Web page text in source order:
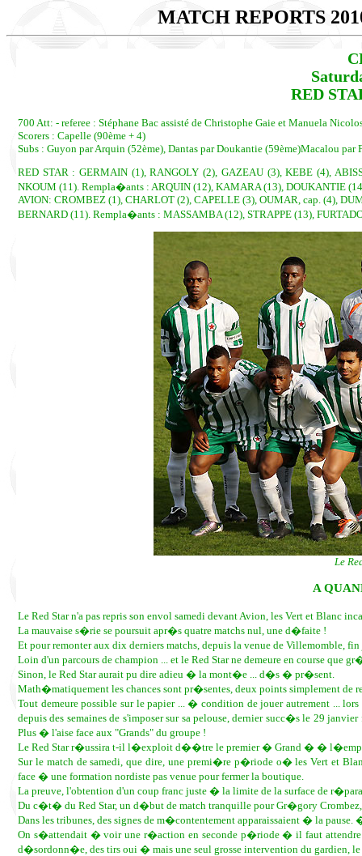
MATCH REPORTS
RED
700 Att: - referee : Stéphane Bac assisté de Christophe Gaie et Manuela
Scorers : Capelle (90ème + 4)
Subs : Guyon par Arquin (52ème), Dantas par Doukantie (59ème)Macalou
RED STAR : GERMAIN (1), RANGOLY (2), GAZEAU (3), KEBE (4),
NKOUM (11). Rempla�ants : ARQUIN (12), KAMARA (13), DOUKANTIE
AVION: CROMBEZ (1), CHARLOT (2), CAPELLE (3), OUMAR, cap. (4),
BERNARD (11). Rempla�ants : MASSAMBA (12), STRAPPE (13),
Le
A
Le Red Star n'a pas repris son envol samedi devant Avion, les Vert et Blanc
La mauvaise s�rie se poursuit apr�s quatre matchs nul, une d�faite !
Et pour remonter aux dix derniers matchs, depuis la venue de Villemomble,
Loin d'un parcours de champion ... et le Red Star ne demeure en course que
Sinon, le Red Star aurait pu dire adieu � la mont�e ... d�s � pr�sent.
Math�matiquement les chances sont pr�sentes, deux points simplement
Tout demeure possible sur le papier ... � condition de jouer autrement ...
depuis des semaines de s'imposer sur sa pelouse, dernier succ�s le 29
Plus � l'aise face aux "Grands" du groupe !
Le Red Star r�ussira t-il l�exploit d��tre le premier � Grand � �
Sur le match de samedi, que dire, une premi�re p�riode o� les Vert et
face � une formation nordiste pas venue pour fermer la boutique.
La preuve, l'obtention d'un coup franc juste � la limite de la surface de
Du c�t� du Red Star, un d�but de match tranquille pour Gr�gory
Dans les tribunes, des signes de m�contentement apparaissaient � la
On s�attendait � voir une r�action en seconde p�riode � il faut
d�sordonn�e, des tirs oui � mais une seul grosse intervention du